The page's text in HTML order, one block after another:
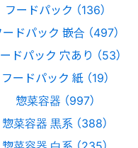
フードパック （136）
ードパック 嵌合 （497）
ドパック 穴あり （53）
フードパック 紙 （19）
惣菜容器 （997）
惣菜容器 黒系 （388）